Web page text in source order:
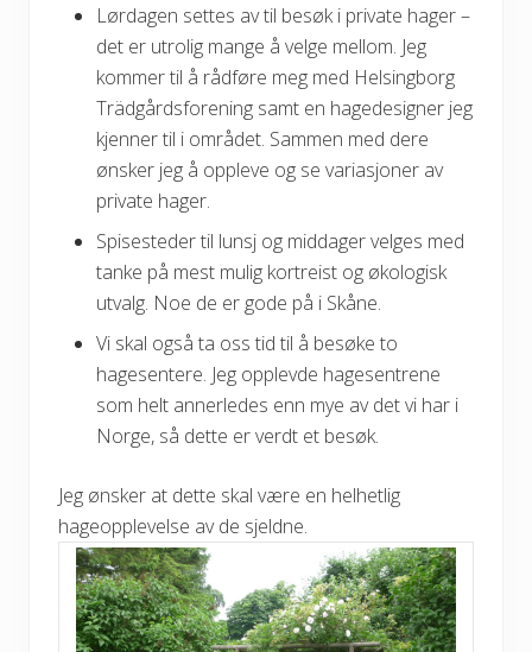
Lørdagen settes av til besøk i private hager –
det er utrolig mange å velge mellom. Jeg
kommer til å rådføre meg med Helsingborg
Trädgårdsforening samt en hagedesigner jeg
kjenner til i området. Sammen med dere
ønsker jeg å oppleve og se variasjoner av
private hager.
Spisesteder til lunsj og middager velges med
tanke på mest mulig kortreist og økologisk
utvalg. Noe de er gode på i Skåne.
Vi skal også ta oss tid til å besøke to
hagesentere. Jeg opplevde hagesentrene
som helt annerledes enn mye av det vi har i
Norge, så dette er verdt et besøk.
Jeg ønsker at dette skal være en helhetlig
hageopplevelse av de sjeldne.